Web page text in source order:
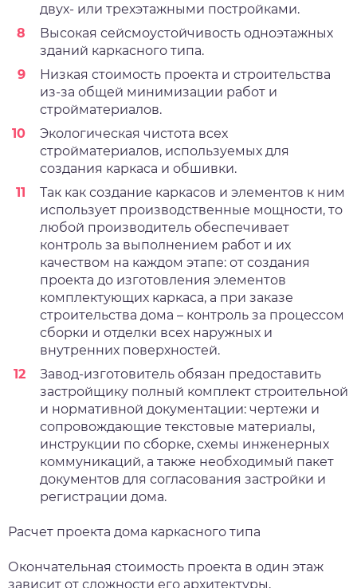
двух- или трехэтажными постройками.
Высокая сейсмоустойчивость одноэтажных
зданий каркасного типа.
Низкая стоимость проекта и строительства
из-за общей минимизации работ и
стройматериалов.
Экологическая чистота всех
стройматериалов, используемых для
создания каркаса и обшивки.
Так как создание каркасов и элементов к ним
использует производственные мощности, то
любой производитель обеспечивает
контроль за выполнением работ и их
качеством на каждом этапе: от создания
проекта до изготовления элементов
комплектующих каркаса, а при заказе
строительства дома – контроль за процессом
сборки и отделки всех наружных и
внутренних поверхностей.
Завод-изготовитель обязан предоставить
застройщику полный комплект строительной
и нормативной документации: чертежи и
сопровождающие текстовые материалы,
инструкции по сборке, схемы инженерных
коммуникаций, а также необходимый пакет
документов для согласования застройки и
регистрации дома.
Расчет проекта дома каркасного типа
Окончательная стоимость проекта в один этаж
зависит от сложности его архитектуры,